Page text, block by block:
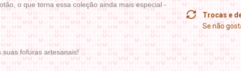
o que torna essa coleção ainda mais especial -
fofuras artesanais!
Trocas e
Se não